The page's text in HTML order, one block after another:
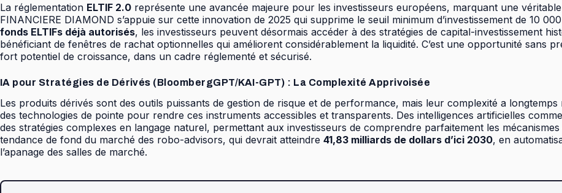
La réglementation ELTIF 2.0 représente une avancée majeure pour les investisseurs européens, marquant une
FINANCIERE DIAMOND s’appuie sur cette innovation de 2025 qui supprime le seuil minimum d’investissement de 10
fonds ELTIFs déjà autorisés, les investisseurs peuvent désormais accéder à des stratégies de capital-investissement
bénéficiant de fenêtres de rachat optionnelles qui améliorent considérablement la liquidité. C’est une opportunité sans
fort potentiel de croissance, dans un cadre réglementé et sécurisé.
IA pour Stratégies de Dérivés (BloombergGPT/KAI-GPT) : La Complexité Apprivoisée
Les produits dérivés sont des outils puissants de gestion de risque et de performance, mais leur complexité a
des technologies de pointe pour rendre ces instruments accessibles et transparents. Des intelligences artificielles comme
des stratégies complexes en langage naturel, permettant aux investisseurs de comprendre parfaitement les
tendance de fond du marché des robo-advisors, qui devrait atteindre 41,83 milliards de dollars d’ici 2030, en
l’apanage des salles de marché.